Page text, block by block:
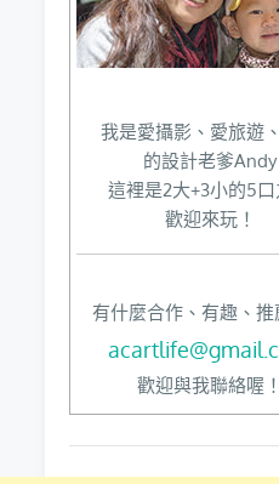
我是愛攝影、愛旅遊
的設計老爹Andy
這裡是2大+3小的5口
歡迎來玩！
有什麼合作、有趣、
歡迎與我聯絡喔！